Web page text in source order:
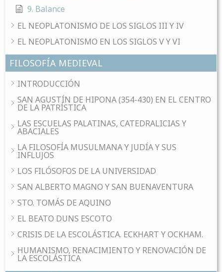
9. Balance
EL NEOPLATONISMO DE LOS SIGLOS III Y IV
EL NEOPLATONISMO EN LOS SIGLOS V Y VI
FILOSOFÍA MEDIEVAL
INTRODUCCIÓN
SAN AGUSTÍN DE HIPONA (354-430) EN EL CENTRO
DE LA PATRÍSTICA
LAS ESCUELAS PALATINAS, CATEDRALICIAS Y
ABACIALES
LA FILOSOFÍA MUSULMANA Y JUDÍA Y SUS
INFLUJOS
LOS FILÓSOFOS DE LA UNIVERSIDAD
SAN ALBERTO MAGNO Y SAN BUENAVENTURA
STO. TOMÁS DE AQUINO
EL BEATO DUNS ESCOTO
CRISIS DE LA ESCOLÁSTICA. ECKHART Y OCKHAM.
HUMANISMO, RENACIMIENTO Y RENOVACIÓN DE
LA ESCOLÁSTICA